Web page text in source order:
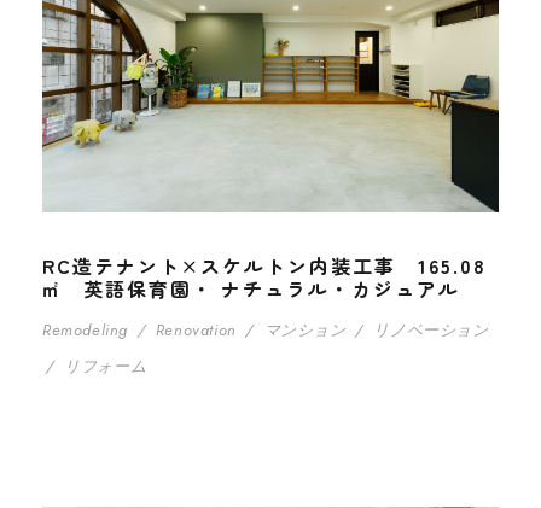
RC造テナント×スケルトン内装工事 165.08
㎡ 英語保育園・ ナチュラル・カジュアル
Remodeling / Renovation / マンション /
リノベーション
/
リフォーム